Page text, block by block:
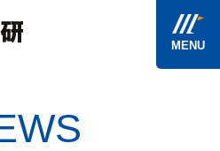
MENU